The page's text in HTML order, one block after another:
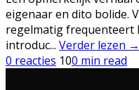
eigenaar en dito bolide.
regelmatig frequenteert
introduc... Verder lezen →
0 reacties 100 min read